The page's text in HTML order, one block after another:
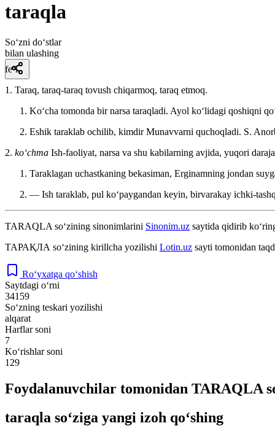
taraqla
So‘zni do‘stlar
bilan ulashing
fe’l
1. Taraq, taraq-taraq tovush chiqarmoq, taraq etmoq.
Koʻcha tomonda bir narsa taraqladi. Ayol koʻlidagi qoshiqni
Eshik taraklab ochilib, kimdir Munavvarni quchoqladi. S.
2. koʻchma Ish-faoliyat, narsa va shu kabilarning avjida, yuqori
Taraklagan uchastkaning bekasiman, Erginamning jondan
— Ish taraklab, pul koʻpaygandan keyin, birvarakay ichki-
TARAQLA so‘zining sinonimlarini Sinonim.uz saytida qidirib
ТАРАҚЛА so‘zining kirillcha yozilishi Lotin.uz sayti tomonidan
Ro‘yxatga qo‘shish
Saytdagi o‘rni
34159
So‘zning teskari yozilishi
alqarat
Harflar soni
7
Ko‘rishlar soni
129
Foydalanuvchilar tomonidan TARAQLA
taraqla so‘ziga yangi izoh qo‘shing